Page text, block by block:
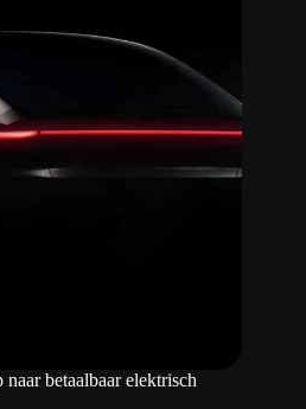
betaalbaar elektrisch